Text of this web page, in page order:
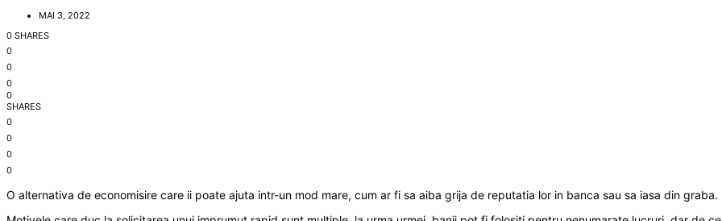
MAI 3, 2022
0 SHARES
0
0
0
0
SHARES
0
0
0
0
O alternativa de economisire care ii poate ajuta intr-un mod mare, cum ar fi sa aiba grija de reputatia lor in banca sau sa iasa din graba.